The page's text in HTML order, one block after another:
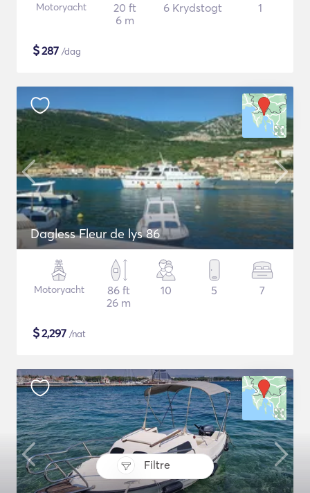
Filtre
Motoryacht
20 ft
6 m
6 Krydstogt 1
$287 /dag
Dagless Fleur de lys 86
Motoryacht
86 ft
26 m
10 5 7
$2,297 /nat